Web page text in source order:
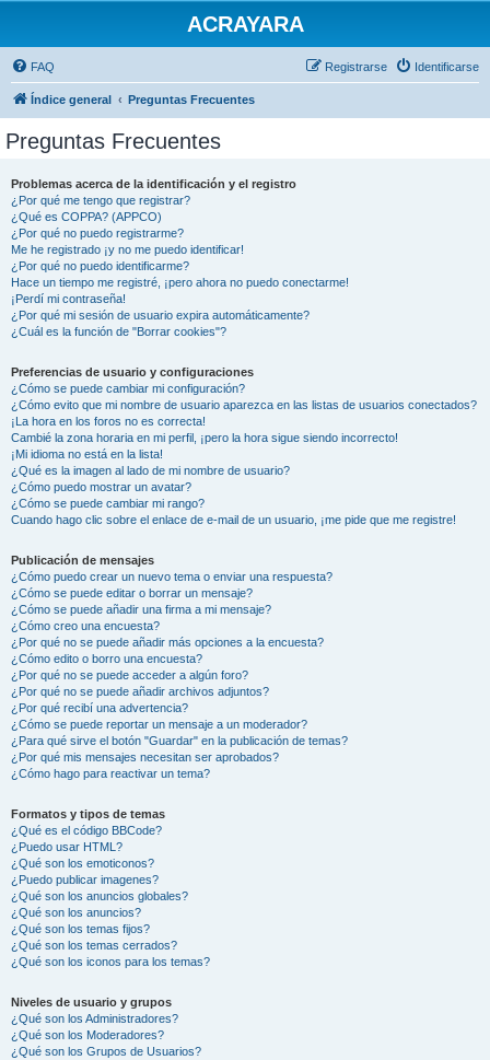
ACRAYARA
FAQ Identificarse
Registrarse
Índice general Preguntas Frecuentes
Preguntas Frecuentes
Problemas acerca de la identificación y el registro
¿Por qué me tengo que registrar?
¿Qué es COPPA? (APPCO)
¿Por qué no puedo registrarme?
Me he registrado ¡y no me puedo identificar!
¿Por qué no puedo identificarme?
Hace un tiempo me registré, ¡pero ahora no puedo conectarme!
¡Perdí mi contraseña!
¿Por qué mi sesión de usuario expira automáticamente?
¿Cuál es la función de "Borrar cookies"?
Preferencias de usuario y configuraciones
¿Cómo se puede cambiar mi configuración?
¿Cómo evito que mi nombre de usuario aparezca en las listas de usuarios conectados?
¡La hora en los foros no es correcta!
Cambié la zona horaria en mi perfil, ¡pero la hora sigue siendo incorrecto!
¡Mi idioma no está en la lista!
¿Qué es la imagen al lado de mi nombre de usuario?
¿Cómo puedo mostrar un avatar?
¿Cómo se puede cambiar mi rango?
Cuando hago clic sobre el enlace de e-mail de un usuario, ¡me pide que me registre!
Publicación de mensajes
¿Cómo puedo crear un nuevo tema o enviar una respuesta?
¿Cómo se puede editar o borrar un mensaje?
¿Cómo se puede añadir una firma a mi mensaje?
¿Cómo creo una encuesta?
¿Por qué no se puede añadir más opciones a la encuesta?
¿Cómo edito o borro una encuesta?
¿Por qué no se puede acceder a algún foro?
¿Por qué no se puede añadir archivos adjuntos?
¿Por qué recibí una advertencia?
¿Cómo se puede reportar un mensaje a un moderador?
¿Para qué sirve el botón "Guardar" en la publicación de temas?
¿Por qué mis mensajes necesitan ser aprobados?
¿Cómo hago para reactivar un tema?
Formatos y tipos de temas
¿Qué es el código BBCode?
¿Puedo usar HTML?
¿Qué son los emoticonos?
¿Puedo publicar imagenes?
¿Qué son los anuncios globales?
¿Qué son los anuncios?
¿Qué son los temas fijos?
¿Qué son los temas cerrados?
¿Qué son los iconos para los temas?
Niveles de usuario y grupos
¿Qué son los Administradores?
¿Qué son los Moderadores?
¿Qué son los Grupos de Usuarios?